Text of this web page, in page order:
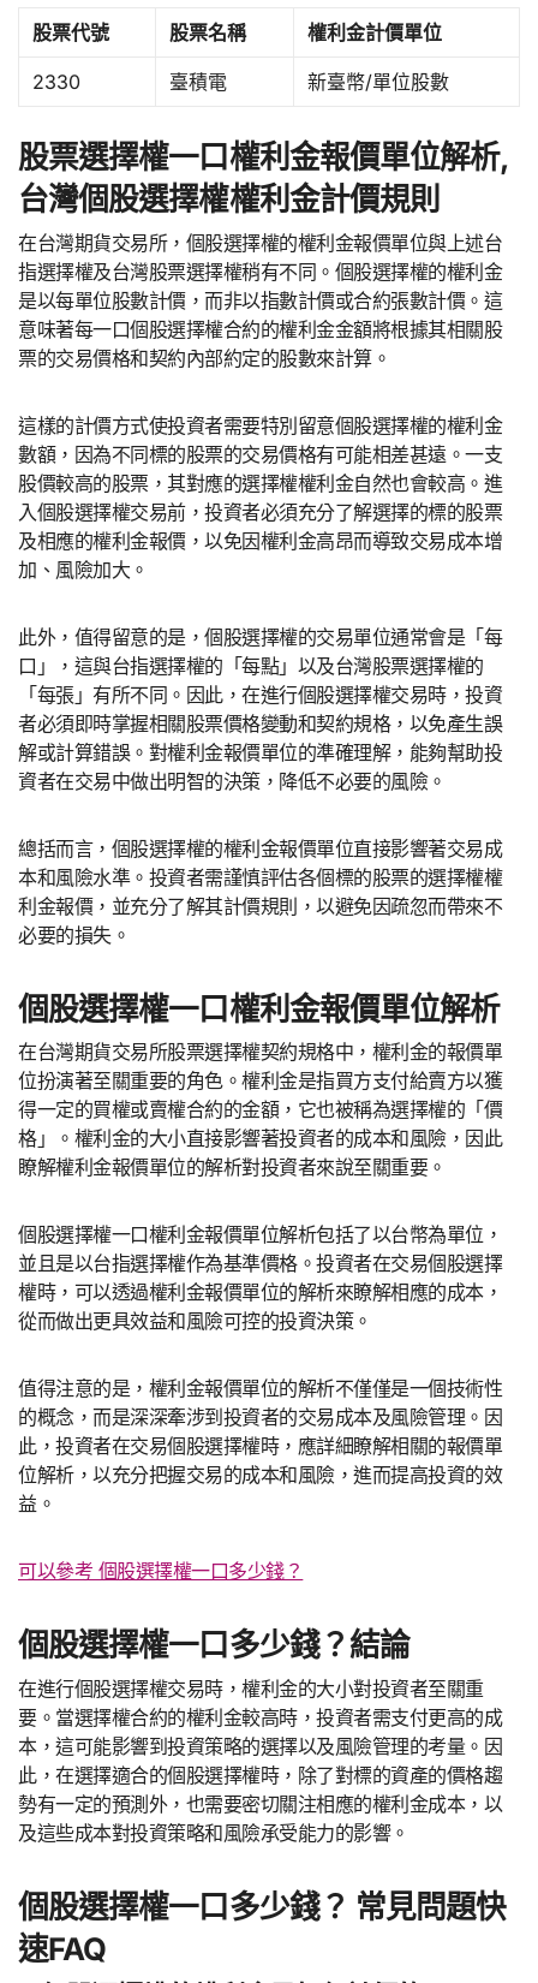
股票代號 股票名稱 權利金計價單位
2330 臺積電 新臺幣/單位股數
股票選擇權一口權利金報價單位解析,
台灣個股選擇權權利金計價規則
在台灣期貨交易所，個股選擇權的權利金報價單位與上述台
指選擇權及台灣股票選擇權稍有不同。個股選擇權的權利金
是以每單位股數計價，而非以指數計價或合約張數計價。這
意味著每一口個股選擇權合約的權利金金額將根據其相關股
票的交易價格和契約內部約定的股數來計算。
這樣的計價方式使投資者需要特別留意個股選擇權的權利金
數額，因為不同標的股票的交易價格有可能相差甚遠。一支
股價較高的股票，其對應的選擇權權利金自然也會較高。進
入個股選擇權交易前，投資者必須充分了解選擇的標的股票
及相應的權利金報價，以免因權利金高昂而導致交易成本增
加、風險加大。
此外，值得留意的是，個股選擇權的交易單位通常會是「每
口」，這與台指選擇權的「每點」以及台灣股票選擇權的
「每張」有所不同。因此，在進行個股選擇權交易時，投資
者必須即時掌握相關股票價格變動和契約規格，以免產生誤
解或計算錯誤。對權利金報價單位的準確理解，能夠幫助投
資者在交易中做出明智的決策，降低不必要的風險。
總括而言，個股選擇權的權利金報價單位直接影響著交易成
本和風險水準。投資者需謹慎評估各個標的股票的選擇權權
利金報價，並充分了解其計價規則，以避免因疏忽而帶來不
必要的損失。
個股選擇權一口權利金報價單位解析
在台灣期貨交易所股票選擇權契約規格中，權利金的報價單
位扮演著至關重要的角色。權利金是指買方支付給賣方以獲
得一定的買權或賣權合約的金額，它也被稱為選擇權的「價
格」。權利金的大小直接影響著投資者的成本和風險，因此
瞭解權利金報價單位的解析對投資者來說至關重要。
個股選擇權一口權利金報價單位解析包括了以台幣為單位，
並且是以台指選擇權作為基準價格。投資者在交易個股選擇
權時，可以透過權利金報價單位的解析來瞭解相應的成本，
從而做出更具效益和風險可控的投資決策。
值得注意的是，權利金報價單位的解析不僅僅是一個技術性
的概念，而是深深牽涉到投資者的交易成本及風險管理。因
此，投資者在交易個股選擇權時，應詳細瞭解相關的報價單
位解析，以充分把握交易的成本和風險，進而提高投資的效
益。
可以參考 個股選擇權一口多少錢？
個股選擇權一口多少錢？結論
在進行個股選擇權交易時，權利金的大小對投資者至關重
要。當選擇權合約的權利金較高時，投資者需支付更高的成
本，這可能影響到投資策略的選擇以及風險管理的考量。因
此，在選擇適合的個股選擇權時，除了對標的資產的價格趨
勢有一定的預測外，也需要密切關注相應的權利金成本，以
及這些成本對投資策略和風險承受能力的影響。
個股選擇權一口多少錢？ 常見問題快
速FAQ